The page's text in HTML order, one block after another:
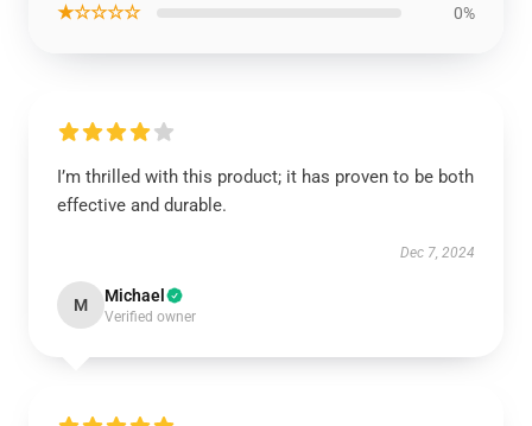
★☆☆☆☆ 0%
I’m thrilled with this product; it has proven to be both
effective and durable.
Dec 7, 2024
M Michael
Verified owner